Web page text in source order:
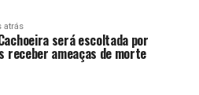
atrás
será escoltada por
receber ameaças de morte